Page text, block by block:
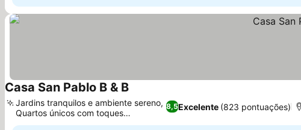
Casa San Pablo B & BVer preços
8,5Excelente (823 pontuações)
Jardins tranquilos e ambiente sereno,
Quartos únicos com toques
caprichosos